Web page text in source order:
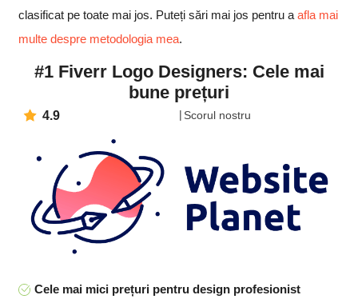
clasificat pe toate mai jos. Puteți sări mai jos pentru a afla mai
multe despre metodologia mea.
#1 Fiverr Logo Designers: Cele mai
bune prețuri
4.9 Scorul nostru
Cele mai mici prețuri pentru design profesionist